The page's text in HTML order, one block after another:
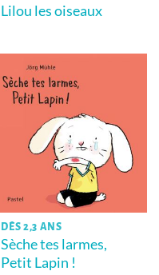
Lilou les oiseaux
DÈS 2,3 ANS
Sèche tes larmes,
Petit Lapin !